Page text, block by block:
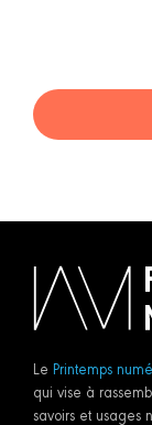
Le Printemps
qui vise à
savoirs et usages